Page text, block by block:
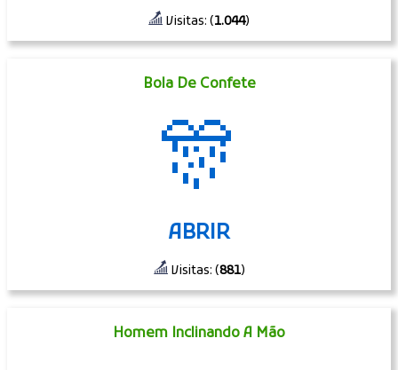
Visitas: (1.044)
Bola De Confete
🎊
ABRIR
Visitas: (881)
Homem Inclinando A Mão